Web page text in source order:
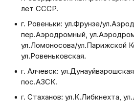
лет СССР.
г. Ровеньки: ул.Фрунзе/
пер.Аэродромный,
ул.Ломоносова/ул.Парижской
ул.Ровеньковская.
г. Алчевск:
пос.АЗСК.
г. Стаханов: ул.К.Либкнехта,